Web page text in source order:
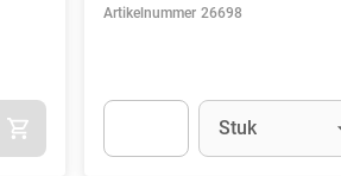
Artikelnummer 26698
Eenheid
Stuk